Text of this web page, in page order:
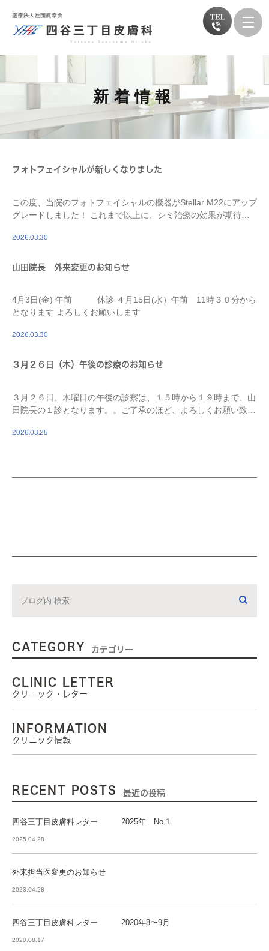
新着情報
フォトフェイシャルが新しくなりました
この度、当院のフォトフェイシャルの機器がStellar M22にアップ
グレードしました！ これまで以上に、シミ治療の効果が期待で
2026.03.30
山田院長 外来変更のお知らせ
4月3日(金) 午前 休診 ４月15日(水）午前 11時３０分から
となります よろしくお願いします
2026.03.30
３月２６日（木）午後の診療のお知らせ
３月２６日、木曜日の午後の診察は、１５時から１９時まで、山
田院長の１診となります。。ご了承のほど、よろしくお願い致し
2026.03.25
CATEGORY カテゴリー
CLINIC LETTER
クリニック・レター
INFORMATION
クリニック情報
RECENT POSTS 最近の投稿
四谷三丁目皮膚科レター 2025年 No.1
2025.04.28
外来担当医変更のお知らせ
2023.04.28
四谷三丁目皮膚科レター 2020年8〜9月
2020.08.17